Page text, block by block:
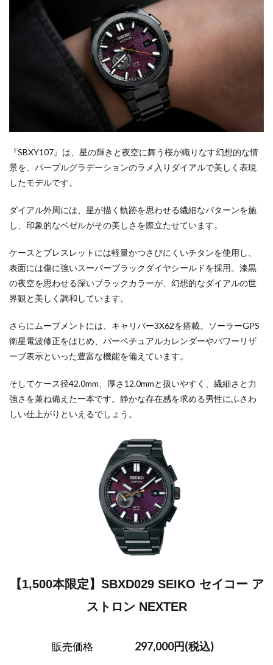
『SBXY107』は、星の輝きと夜空に舞う桜が織りなす幻想的な情
景を、パープルグラデーションのラメ入りダイアルで美しく表現
したモデルです。
ダイアル外周には、星が描く軌跡を思わせる繊細なパターンを施
し、印象的なベゼルがその美しさを際立たせています。
ケースとブレスレットには軽量かつさびにくいチタンを使用し、
表面には傷に強いスーパーブラックダイヤシールドを採用。漆黒
の夜空を思わせる深いブラックカラーが、幻想的なダイアルの世
界観と美しく調和しています。
さらにムーブメントには、キャリバー3X62を搭載。ソーラーGPS
衛星電波修正をはじめ、パーペチュアルカレンダーやパワーリザ
ーブ表示といった豊富な機能を備えています。
そしてケース径42.0mm、厚さ12.0mmと扱いやすく、繊細さと力
強さを兼ね備えた一本です。静かな存在感を求める男性にふさわ
しい仕上がりといえるでしょう。
【1,500本限定】SBXD029 SEIKO セイコー ア
ストロン NEXTER
販売価格 297,000円(税込)